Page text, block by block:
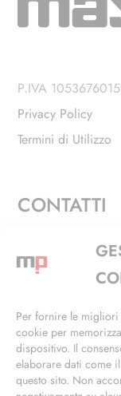
Per fornire le migliori
cookie per
dispositivo. Il
elaborare dati come
questo sito. Non
P.IVA
Privacy Policy
Termini di Utilizzo
CONTATTI
Via Alfieri,
+39 02